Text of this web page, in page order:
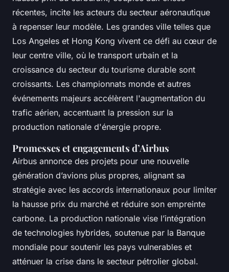
récentes, incite les acteurs du secteur aéronautique
à repenser leur modèle. Les grandes ville telles que
Los Angeles et Hong Kong vivent ce défi au cœur de
leur centre ville, où le transport urbain et la
croissance du secteur du tourisme durable sont
croissants. Les championnats monde et autres
événements majeurs accélèrent l'augmentation du
trafic aérien, accentuant la pression sur la
production nationale d'énergie propre.
Promesses et engagements d’Airbus
Airbus annonce des projets pour une nouvelle
génération d’avions plus propres, alignant sa
stratégie avec les accords internationaux pour limiter
la hausse prix du marché et réduire son empreinte
carbone. La production nationale vise l’intégration
de technologies hybrides, soutenue par la Banque
mondiale pour soutenir les pays vulnerables et
atténuer la crise dans le secteur pétrolier global.